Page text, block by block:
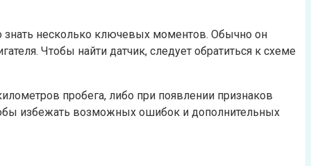
знать несколько ключевых моментов. Обычно он
Чтобы найти датчик, следует обратиться к схеме
пробега, либо при появлении признаков
избежать возможных ошибок и дополнительных